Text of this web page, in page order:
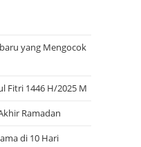
yang Mengocok
Fitri 1446 H/2025 M
Ramadan
di 10 Hari